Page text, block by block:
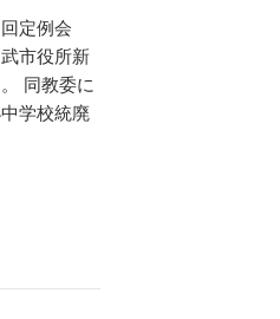
定例会
市役所新
同教委に
学校統廃